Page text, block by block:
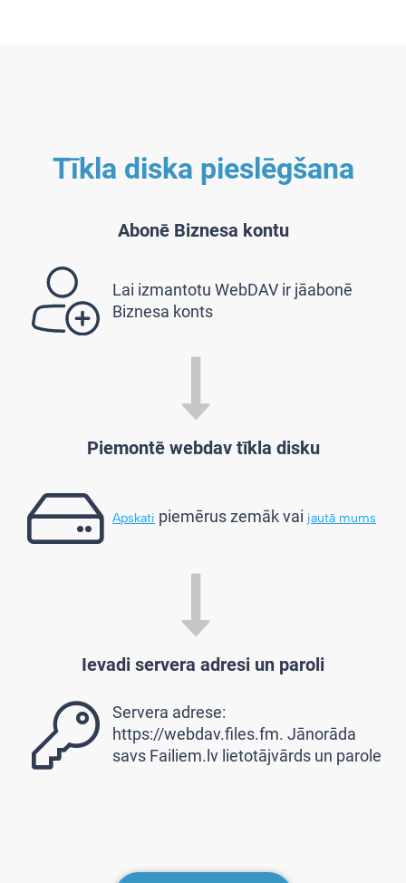
Tīkla diska pieslēgšana
Abonē Biznesa kontu
Lai izmantotu WebDAV ir jāabonē
Biznesa konts
Piemontē webdav tīkla disku
Apskati piemērus zemāk vai jautā mums
Ievadi servera adresi un paroli
Servera adrese:
https://webdav.files.fm. Jānorāda
savs Failiem.lv lietotājvārds un parole